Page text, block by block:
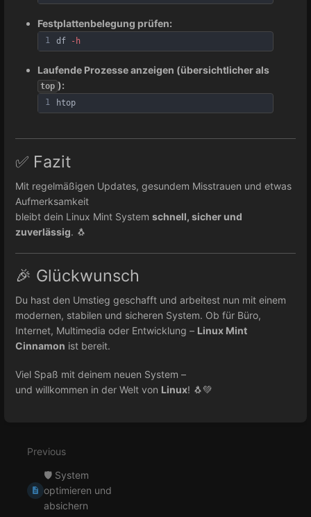
Festplattenbelegung prüfen:
1 df -h
Laufende Prozesse anzeigen (übersichtlicher als
top ):
1 htop
✅ Fazit
Mit regelmäßigen Updates, gesundem Misstrauen und etwas
Aufmerksamkeit
bleibt dein Linux Mint System schnell, sicher und
zuverlässig. 🐧
🎉 Glückwunsch
Du hast den Umstieg geschafft und arbeitest nun mit einem
modernen, stabilen und sicheren System. Ob für Büro,
Internet, Multimedia oder Entwicklung – Linux Mint
Cinnamon ist bereit.
Viel Spaß mit deinem neuen System –
und willkommen in der Welt von Linux! 🐧💚
mode
Previous
🛡️ System
optimieren und
absichern